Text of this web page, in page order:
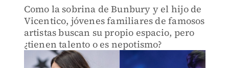
Como la sobrina de Bunbury y el hijo de
Vicentico, jóvenes familiares de famosos
artistas buscan su propio espacio, pero
¿tienen talento o es nepotismo?